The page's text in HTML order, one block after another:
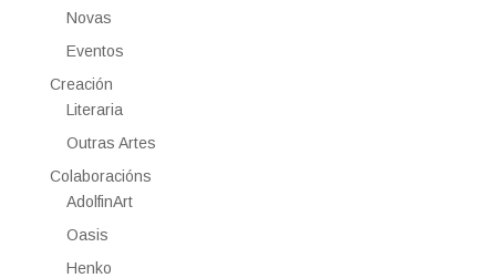
Novas
Eventos
Creación
Literaria
Outras Artes
Colaboracións
AdolfinArt
Oasis
Henko